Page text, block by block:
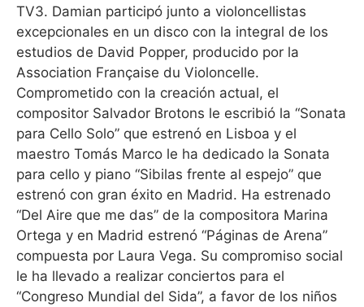
TV3. Damian participó junto a violoncellistas
excepcionales en un disco con la integral de los
estudios de David Popper, producido por la
Association Française du Violoncelle.
Comprometido con la creación actual, el
compositor Salvador Brotons le escribió la “Sonata
para Cello Solo” que estrenó en Lisboa y el
maestro Tomás Marco le ha dedicado la Sonata
para cello y piano “Sibilas frente al espejo” que
estrenó con gran éxito en Madrid. Ha estrenado
“Del Aire que me das” de la compositora Marina
Ortega y en Madrid estrenó “Páginas de Arena”
compuesta por Laura Vega. Su compromiso social
le ha llevado a realizar conciertos para el
“Congreso Mundial del Sida”, a favor de los niños